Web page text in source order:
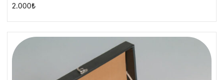
2.000₺